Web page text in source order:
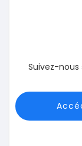
Suivez-